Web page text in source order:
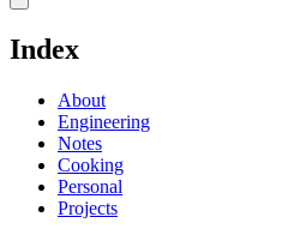
Index
About
Engineering
Notes
Cooking
Personal
Projects